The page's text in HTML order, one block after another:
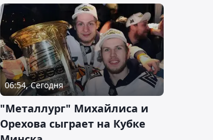
06:54, Сегодня
"Металлург" Михайлиса и
Орехова сыграет на Кубке